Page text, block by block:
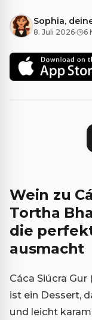
Sophia,
8. Juli 2026· 6
Wein zu
Tortha
die
ausmacht
Cáca Siúcra
ist ein Dessert,
und leicht